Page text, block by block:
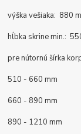
výška vešiaka: 880
hĺbka skrine min.:
pre nútornú šírka
510 - 660 mm
660 - 890 mm
890 - 1210 mm